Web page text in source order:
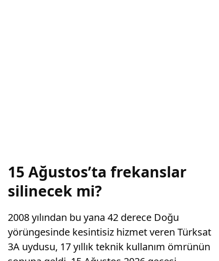
15 Ağustos’ta frekanslar
silinecek mi?
2008 yılından bu yana 42 derece Doğu
yörüngesinde kesintisiz hizmet veren Türksat
3A uydusu, 17 yıllık teknik kullanım ömrünün